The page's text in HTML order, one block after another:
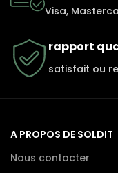
Visa,
rapport
satisfait ou
A PROPOS DE SOLDIT
Nous contacter